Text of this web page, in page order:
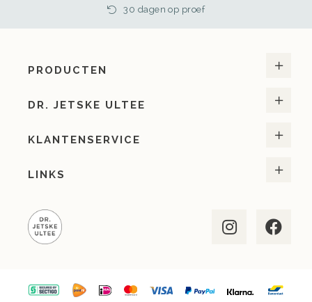
30 dagen op proef
PRODUCTEN
DR. JETSKE ULTEE
KLANTENSERVICE
LINKS